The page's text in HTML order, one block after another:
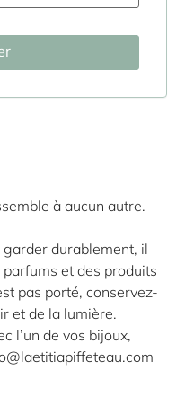
à aucun autre.
durablement, il
et des produits
pas porté, conservez-
et de la lumière.
l’un de vos bijoux,